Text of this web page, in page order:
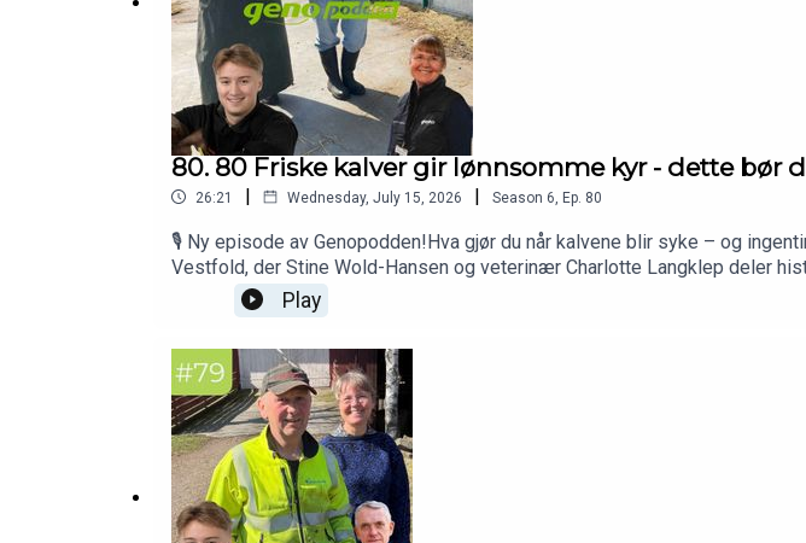
80. 80 Friske kalver gir lønnsomme kyr - dette bør
26:21 | Wednesday, July 15, 2026 | Season 6 Ep. 80
🎙️ Ny episode av Genopodden!Hva gjør du når kalvene blir syke – og
Vestfold, der Stine Wold-Hansen og veterinær Charlotte Langklep deler
nesten null dødelighet og bedre resultater i fjøset.Sammen med
kalvehelse er avgjørende for både dyrevelferd og økonomi✅ Hvordan
ønsker innspill fra deg! Hvilke temaer vil du høre mer om i Genopodden
Play